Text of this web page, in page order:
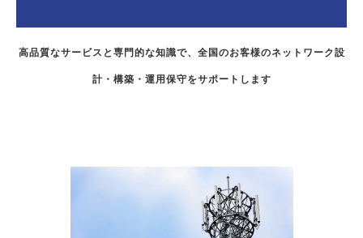
高品質なサービスと専門的な知識で、全国のお客様のネットワーク設
計・構築・運用保守をサポートします